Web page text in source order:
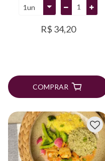
R$ 34,20
COMPRAR